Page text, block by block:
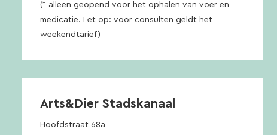
(* alleen geopend voor het ophalen van voer en
medicatie. Let op: voor consulten geldt het
weekendtarief)
Arts&Dier Stadskanaal
Hoofdstraat 68a